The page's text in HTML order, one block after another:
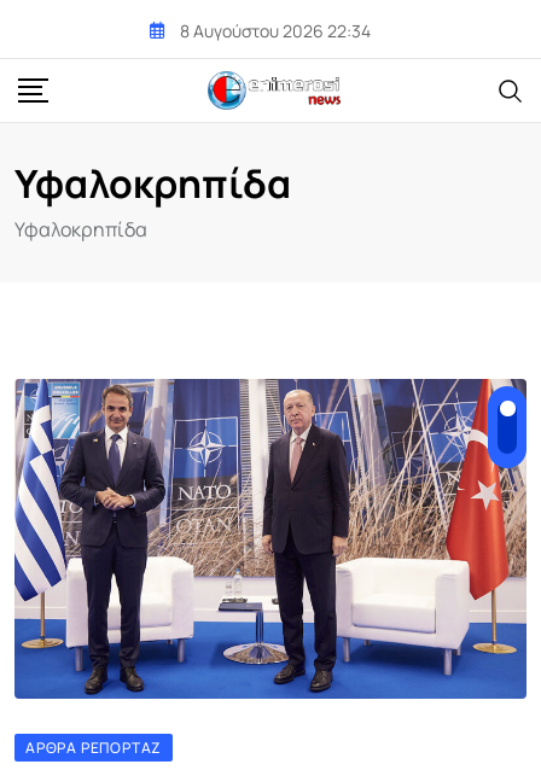
content
8 Αυγούστου 2026 22:34
Υφαλοκρηπίδα
Υφαλοκρηπίδα
ΆΡΘΡΑ ΡΕΠΟΡΤΆΖ